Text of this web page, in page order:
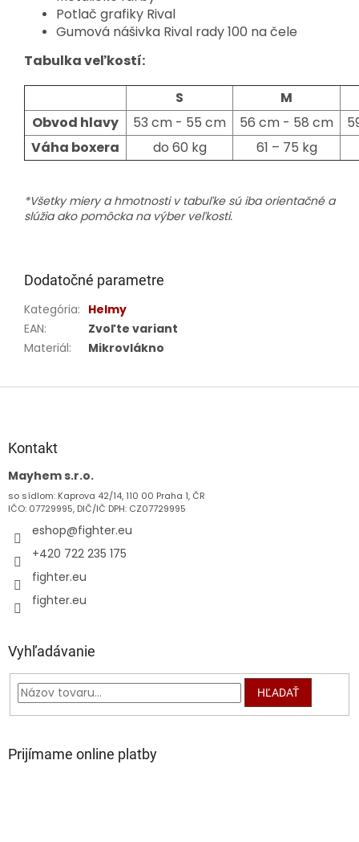
Potlač grafiky Rival
Gumová nášivka Rival rady 100 na čele
Tabulka veľkostí:
S
M
Obvod hlavy
53 cm - 55 cm 56 cm - 58 cm
Váha boxera
do 60 kg 61 – 75 kg
*Všetky miery a hmotnosti v tabuľke sú iba orientačné a
slúžia ako pomôcka na výber veľkosti.
Dodatočné parametre
Kategória: Helmy
EAN:
Zvoľte variant
Materiál: Mikrovlákno
Kontakt
Mayhem s.r.o.
so sídlom: Kaprova 42/14, 110 00 Praha 1, ČR
IČO: 07729995, DIČ/IČ DPH: CZ07729995
eshop@fighter.eu
+420 722 235 175
fighter.eu
fighter.eu
Vyhľadávanie
HĽADAŤ
Prijímame online platby